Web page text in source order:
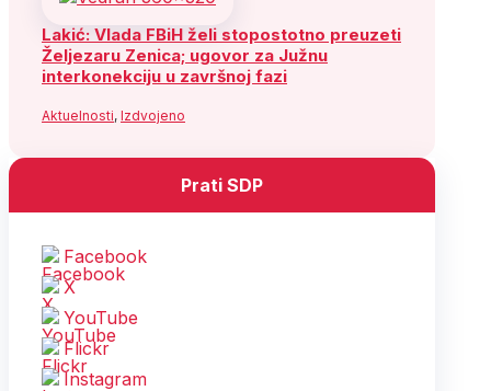
Lakić: Vlada FBiH želi stopostotno preuzeti
Željezaru Zenica; ugovor za Južnu
interkonekciju u završnoj fazi
Aktuelnosti, Izdvojeno
Prati SDP
Facebook
X
YouTube
Flickr
Instagram